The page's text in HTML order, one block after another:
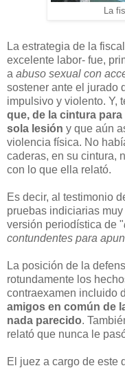
La
La estrategia de la
excelente labor- fue,
a abuso sexual con
sostener ante el jurado
impulsivo y violento. Y,
que, de la cintura
sola lesión y que aún
violencia física. No
caderas, en su cintura,
con lo que ella relató.
Es decir, al testimonio
pruebas indiciarias
versión periodística de "
contundentes para
La posición de la
rotundamente los
contraexamen incluido
amigos en común de
nada parecido.
relató que nunca le
El juez a cargo de este